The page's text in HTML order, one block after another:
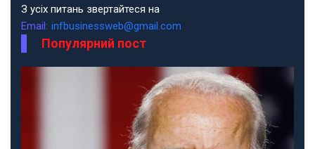
З усіх питань звертайтеся на
Email: infbusinessweb@gmail.com
Популярний пост